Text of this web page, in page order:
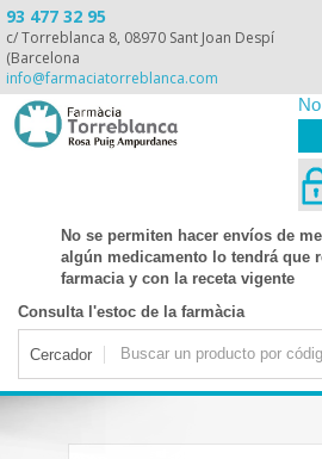
93 477 32 95
c/ Torreblanca 8, 08970 Sant Joan Despí
(Barcelona
info@farmaciatorreblanca.com
No se permiten hacer envíos de
algún medicamento lo tendrá que
farmacia y con la receta vigente
Consulta l'estoc de la farmàcia
Cercador